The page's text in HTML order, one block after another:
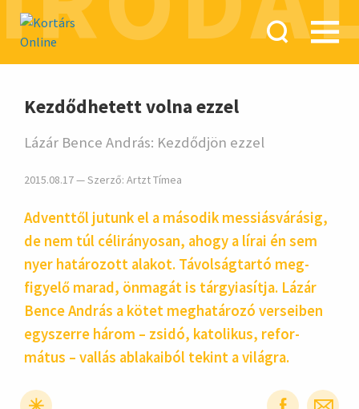
hirdetés
Kezdődhetett volna ezzel
Lázár Bence András: Kezdődjön ezzel
2015.08.17 — Szerző: Artzt Tímea
Adventtől jutunk el a második messiás­várásig,
de nem túl célirá­nyosan, ahogy a lírai én sem
nyer hatá­rozott alakot. Távol­ság­tartó meg­
figyelő marad, önmagát is tárgyi­asítja. Lázár
Bence András a kötet meg­hatá­rozó ver­seiben
egy­szerre három – zsidó, kato­likus, refor­
mátus – vallás abla­kaiból tekint a világra.